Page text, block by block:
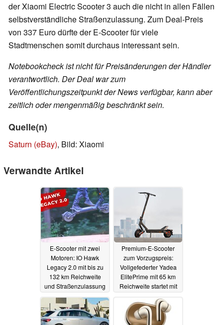
der Xiaomi Electric Scooter 3 auch die nicht in allen Fällen
selbstverständliche Straßenzulassung. Zum Deal-Preis
von 337 Euro dürfte der E-Scooter für viele
Stadtmenschen somit durchaus interessant sein.
Notebookcheck ist nicht für Preisänderungen der Händler
verantwortlich. Der Deal war zum
Veröffentlichungszeitpunkt der News verfügbar, kann aber
zeitlich oder mengenmäßig beschränkt sein.
Quelle(n)
Saturn (eBay), Bild: Xiaomi
Verwandte Artikel
E-Scooter mit zwei
Motoren: IO Hawk
Legacy 2.0 mit bis zu
132 km Reichweite
und Straßenzulassung
startet mit Rabatt
02.05.2023
Premium-E-Scooter
zum Vorzugspreis:
Vollgefederter Yadea
ElitePrime mit 65 km
Reichweite startet mit